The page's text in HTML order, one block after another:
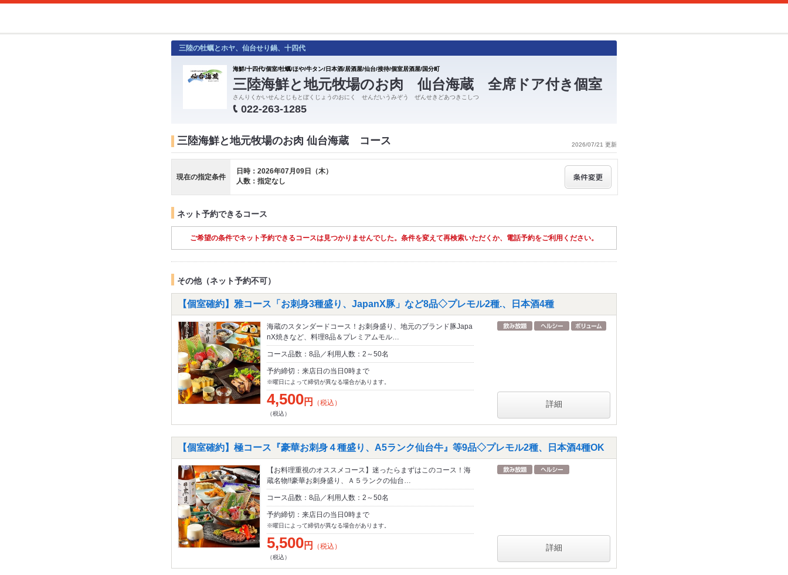
三陸の牡蠣とホヤ、仙台せり鍋、十四代
海鮮/十四代/個室/牡蠣/ほや/牛タン/日本酒/居酒屋/仙台/接待/個室居酒屋/国分町
三陸海鮮と地元牧場のお肉 仙台海蔵 全席ドア付き個室
さんりくかいせんとじもとぼくじょうのおにく せんだいうみぞう ぜんせきどあつきこしつ
022-263-1285
2026/07/21 更新
三陸海鮮と地元牧場のお肉 仙台海蔵 コース
現在の指定条件
日時：2026年07月09日（木）
人数：指定なし
ネット予約できるコース
ご希望の条件でネット予約できるコースは見つかりませんでした。条件を変えて再検索いただくか、電話予約をご利用ください。
その他（ネット予約不可）
【個室確約】雅コース「お刺身3種盛り、JapanX豚」など8品◇プレモル2種.、日本酒4種
海蔵のスタンダードコース！お刺身盛り、地元のブランド豚Japa
nX焼きなど、料理8品＆プレミアムモル…
コース品数：8品／利用人数：2～50名
予約締切：来店日の当日0時まで
※曜日によって締切が異なる場合があります。
4,500円 （税込）
（税込）
詳細
【個室確約】極コース『豪華お刺身４種盛り、A5ランク仙台牛』等9品◇プレモル2種、日本酒4種OK
【お料理重視のオススメコース】迷ったらまずはこのコース！海
蔵名物!!豪華お刺身盛り、Ａ５ランクの仙台…
コース品数：8品／利用人数：2～50名
予約締切：来店日の当日0時まで
※曜日によって締切が異なる場合があります。
5,500円 （税込）
（税込）
詳細